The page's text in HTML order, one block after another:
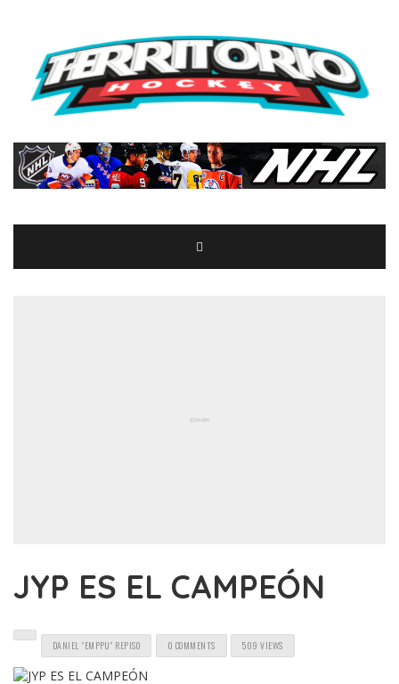
JYP ES EL CAMPEÓN
DANIEL "EMPPU" REPISO 0 COMMENTS 509 VIEWS